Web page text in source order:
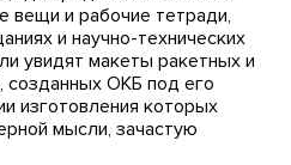
вещи и рабочие тетради,
и научно-технических
увидят макеты ракетных и
созданных ОКБ под его
изготовления которых
мысли, зачастую